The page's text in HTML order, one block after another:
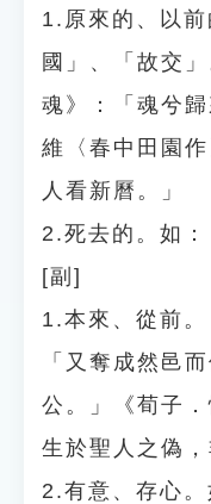
1.原來的、以
國」、「故交
魂》：「魂兮
維〈春中田園
人看新曆。」
2.死去的。如：
[副]
1.本來、從前。
「又奪成然邑
公。」《荀子
生於聖人之偽
2.有意、存心